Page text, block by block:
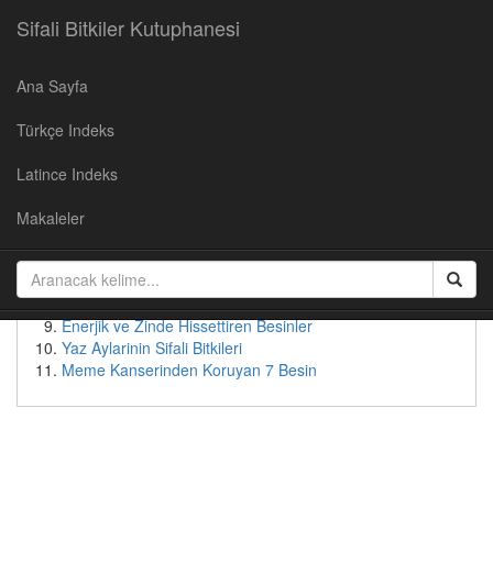
Sifali Bitkiler Kutuphanesi
Ana Sayfa
Türkçe Indeks
Latince Indeks
Makaleler
Cevizin Faydalari
Yaban Mersininin Faydaları
Patates suyunun faydaları
Bebeksi Bir Yüz İçin Doğal Çözümler
Tok Tutan Besinler
Enerjik ve Zinde Hissettiren Besinler
Yaz Aylarinin Sifali Bitkileri
Meme Kanserinden Koruyan 7 Besin